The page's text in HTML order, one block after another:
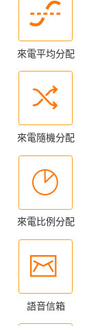
來電平均分配
來電隨機分配
來電比例分配
語音信箱